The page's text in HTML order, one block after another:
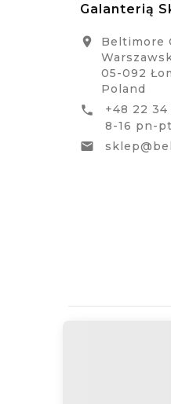
Galanterią

Beltimore
05-092
Poland

+48 22 34
8-16 pn-pt
